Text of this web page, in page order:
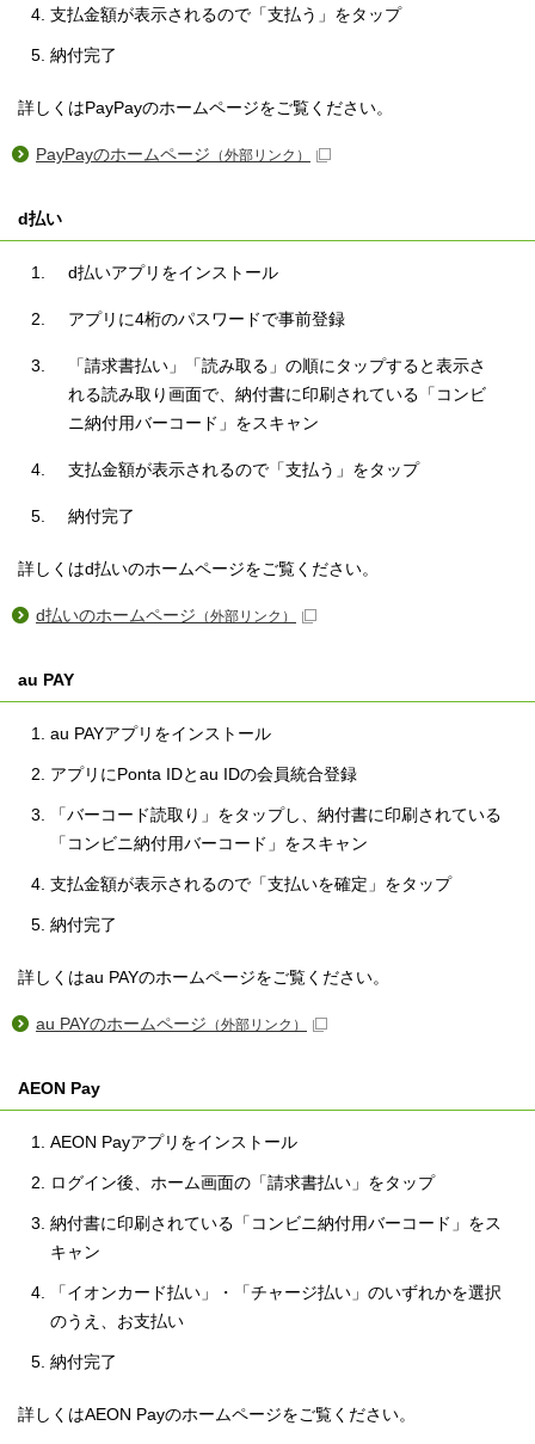
支払金額が表示されるので「支払う」をタップ
納付完了
詳しくはPayPayのホームページをご覧ください。
PayPayのホームページ （外部リンク）
d払い
d払いアプリをインストール
アプリに4桁のパスワードで事前登録
「請求書払い」「読み取る」の順にタップすると表示さ
れる読み取り画面で、納付書に印刷されている「コンビ
ニ納付用バーコード」をスキャン
支払金額が表示されるので「支払う」をタップ
納付完了
詳しくはd払いのホームページをご覧ください。
d払いのホームページ （外部リンク）
au PAY
au PAYアプリをインストール
アプリにPonta IDとau IDの会員統合登録
「バーコード読取り」をタップし、納付書に印刷されている
「コンビニ納付用バーコード」をスキャン
支払金額が表示されるので「支払いを確定」をタップ
納付完了
詳しくはau PAYのホームページをご覧ください。
au PAYのホームページ （外部リンク）
AEON Pay
AEON Payアプリをインストール
ログイン後、ホーム画面の「請求書払い」をタップ
納付書に印刷されている「コンビニ納付用バーコード」をス
キャン
「イオンカード払い」・「チャージ払い」のいずれかを選択
のうえ、お支払い
納付完了
詳しくはAEON Payのホームページをご覧ください。